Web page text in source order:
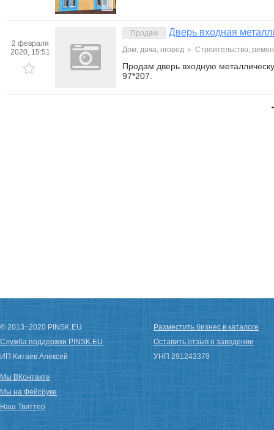
1
2 февраля
2020, 15:51
Продам Дверь входная
Дом, дача, огород » Строительство,
Продам дверь входную
97*207.
© 2013−2020 PINSK.EU
Служба поддержки PINSK.EU
ИП Китаев Алексей
Разместить бизнес в каталоге
Оставить отзыв о заведении
УНП 291243379
Мы ВКонтакте
Мы на Фейсбуке
Наш Твиттер